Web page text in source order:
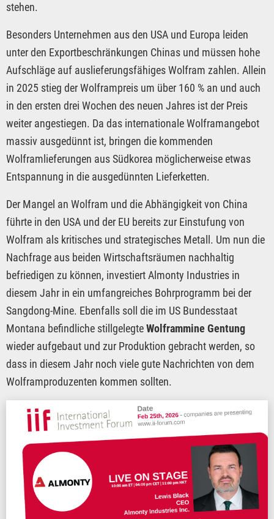
stehen.
Besonders Unternehmen aus den USA und Europa leiden
unter den Exportbeschränkungen Chinas und müssen hohe
Aufschläge auf auslieferungsfähiges Wolfram zahlen. Allein
in 2025 stieg der Wolframpreis um über 160 % an und auch
in den ersten drei Wochen des neuen Jahres ist der Preis
weiter angestiegen. Da das internationale Wolframangebot
massiv ausgedünnt ist, bringen die kommenden
Wolframlieferungen aus Südkorea möglicherweise etwas
Entspannung in die ausgedünnten Lieferketten.
Der Mangel an Wolfram und die Abhängigkeit von China
führte in den USA und der EU bereits zur Einstufung von
Wolfram als kritisches und strategisches Metall. Um nun die
Nachfrage aus beiden Wirtschaftsräumen nachhaltig
befriedigen zu können, investiert Almonty Industries in
diesem Jahr in ein umfangreiches Bohrprogramm bei der
Sangdong-Mine. Ebenfalls soll die im US Bundesstaat
Montana befindliche stillgelegteWolframmine Gentung
wieder aufgebaut und zur Produktion gebracht werden, so
dass in diesem Jahr noch viele gute Nachrichten von dem
Wolframproduzenten kommen sollten.